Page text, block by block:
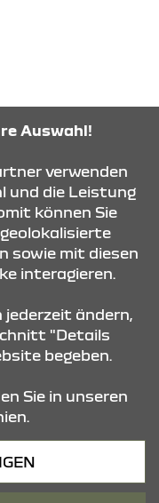
Auswahl!
verwenden
und die Leistung
können Sie
sowie mit diesen
interagieren.
jederzeit ändern,
"Details
begeben.
Sie in unseren